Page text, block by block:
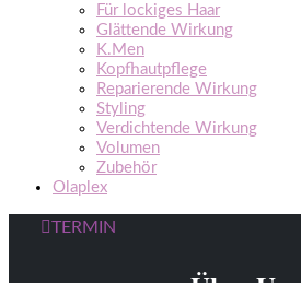
Für lockiges Haar
Glättende Wirkung
K.Men
Kopfhautpflege
Reparierende Wirkung
Styling
Verdichtende Wirkung
Volumen
Zubehör
Olaplex
TERMIN